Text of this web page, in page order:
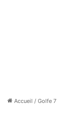
Accueil / Golfe 7